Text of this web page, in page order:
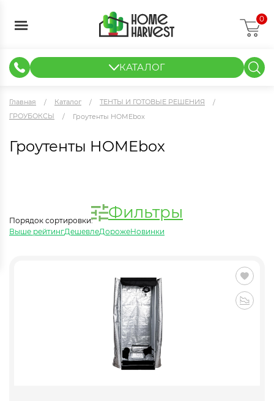
0
КАТАЛОГ
Главная Каталог
ТЕНТЫ И ГОТОВЫЕ РЕШЕНИЯ
ГРОУБОКСЫ
Гроутенты HOMEbox
Гроутенты HOMEbox
Фильтры
Порядок сортировки:
Выше рейтингДешевлеДорожеНовинки